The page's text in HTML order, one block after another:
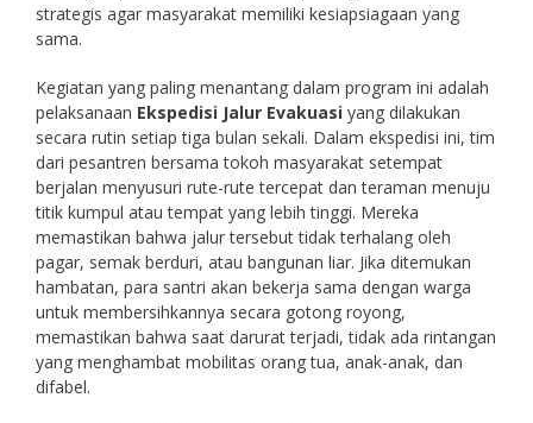
strategis agar masyarakat memiliki kesiapsiagaan yang
sama.
Kegiatan yang paling menantang dalam program ini adalah
pelaksanaan Ekspedisi Jalur Evakuasi yang dilakukan
secara rutin setiap tiga bulan sekali. Dalam ekspedisi ini, tim
dari pesantren bersama tokoh masyarakat setempat
berjalan menyusuri rute-rute tercepat dan teraman menuju
titik kumpul atau tempat yang lebih tinggi. Mereka
memastikan bahwa jalur tersebut tidak terhalang oleh
pagar, semak berduri, atau bangunan liar. Jika ditemukan
hambatan, para santri akan bekerja sama dengan warga
untuk membersihkannya secara gotong royong,
memastikan bahwa saat darurat terjadi, tidak ada rintangan
yang menghambat mobilitas orang tua, anak-anak, dan
difabel.